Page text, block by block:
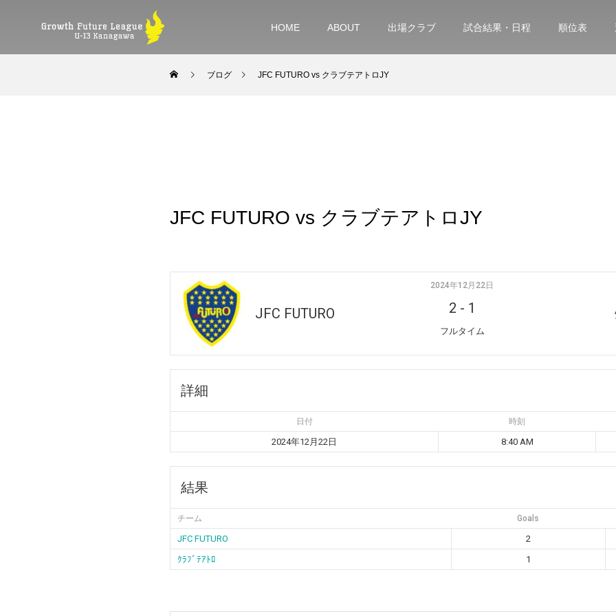
HOME ABOUT 出場クラブ 試合結果・日程 順位表
ブログ JFC FUTURO vs クラブテアトロJY
JFC FUTURO vs クラブテアトロJY
JFC FUTURO
2024年12月22日
2 - 1
フルタイム
詳細
日付 時刻
2024年12月22日 8:40 AM
結果
チーム Goals
JFC FUTURO
2
ｸﾗﾌﾞﾃｱﾄﾛ
1